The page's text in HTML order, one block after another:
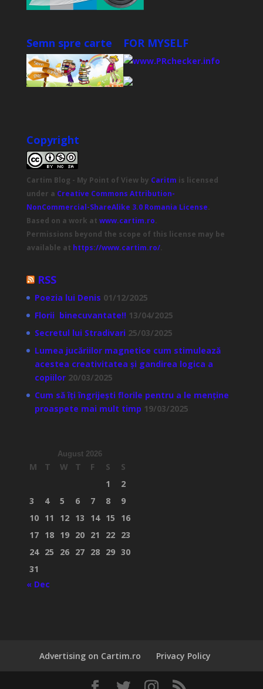
Semn spre carte FOR MYSELF
Copyright
Cartim Blog - My Point of Viewby Caritm is licensed
under a Creative Commons Attribution-
NonCommercial-ShareAlike 3.0 Romania License.
Based on a work at www.cartim.ro.
Permissions beyond the scope of this license may be
available at https://www.cartim.ro/.
RSS
Poezia lui Denis 01/12/2025
Florii binecuvantate!! 13/04/2025
Secretul lui Stradivari 25/03/2025
Lumea jucăriilor magnetice cum stimulează
acestea creativitatea și gandirea logica a
copiilor 20/03/2025
Cum să îți îngrijești florile pentru a le menține
proaspete mai mult timp 19/03/2025
August 2026
M T W T F S
S
1
2
3
4 5 6 7 8
9
10 11 12 13 14 15
16
17 18 19 20 21 22 23
24 25 26 27 28 29 30
31
« Dec
Advertising on Cartim.ro Privacy Policy